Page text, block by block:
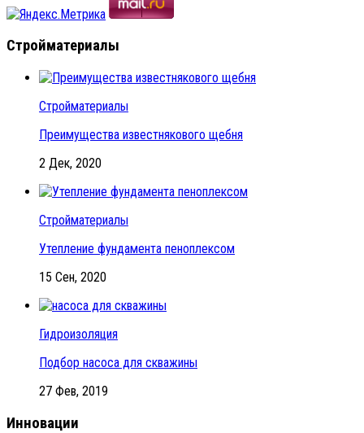
Стройматериалы
Стройматериалы
Преимущества известнякового щебня
2 Дек, 2020
Стройматериалы
Утепление фундамента пеноплексом
15 Сен, 2020
Гидроизоляция
Подбор насоса для скважины
27 Фев, 2019
Инновации